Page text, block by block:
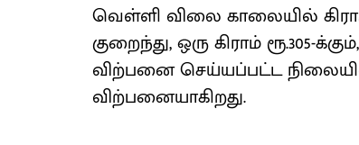
வெள்ளி விலை காலையில்
குறைந்து, ஒரு கிராம் ரூ.305-
விற்பனை செய்யப்பட்ட
விற்பனையாகிறது.